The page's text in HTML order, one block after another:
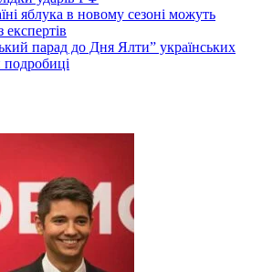
яблука в новому сезоні можуть
парад до Дня Ялти” українських
подробиці